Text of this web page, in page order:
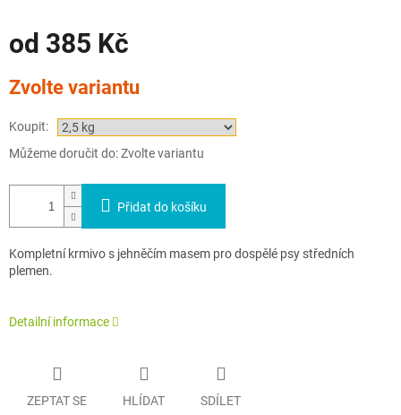
od 385 Kč
cena:
Zvolte variantu
Koupit:
Můžeme doručit do:Zvolte variantu
Přidat do košíku
Kompletní krmivo s jehněčím masem pro dospělé psy středních
plemen.
Detailní informace
ZEPTAT SE HLÍDAT SDÍLET